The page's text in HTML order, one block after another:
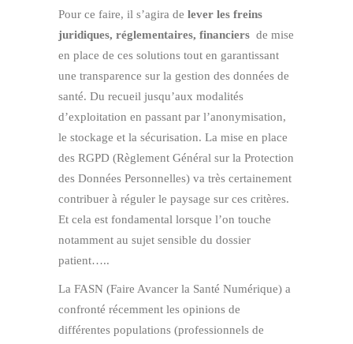
Pour ce faire, il s’agira de lever les freins
juridiques, réglementaires, financiers de mise
en place de ces solutions tout en garantissant
une transparence sur la gestion des données de
santé. Du recueil jusqu’aux modalités
d’exploitation en passant par l’anonymisation,
le stockage et la sécurisation. La mise en place
des RGPD (Règlement Général sur la Protection
des Données Personnelles) va très certainement
contribuer à réguler le paysage sur ces critères.
Et cela est fondamental lorsque l’on touche
notamment au sujet sensible du dossier
patient…..
La FASN (Faire Avancer la Santé Numérique) a
confronté récemment les opinions de
différentes populations (professionnels de